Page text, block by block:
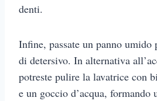
denti.
Infine, passate un panno
di detersivo. In alternativa
potreste pulire la lavatrice con
e un goccio d’acqua, formando